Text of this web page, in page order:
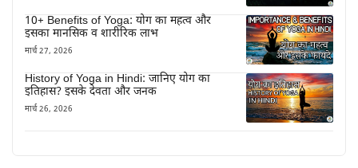
10+ Benefits of Yoga: योग का महत्व और
इसका मानसिक व शारीरिक लाभ
मार्च 27, 2026
History of Yoga in Hindi: जानिए योग का
इतिहास? इसके देवता और जनक
मार्च 26, 2026